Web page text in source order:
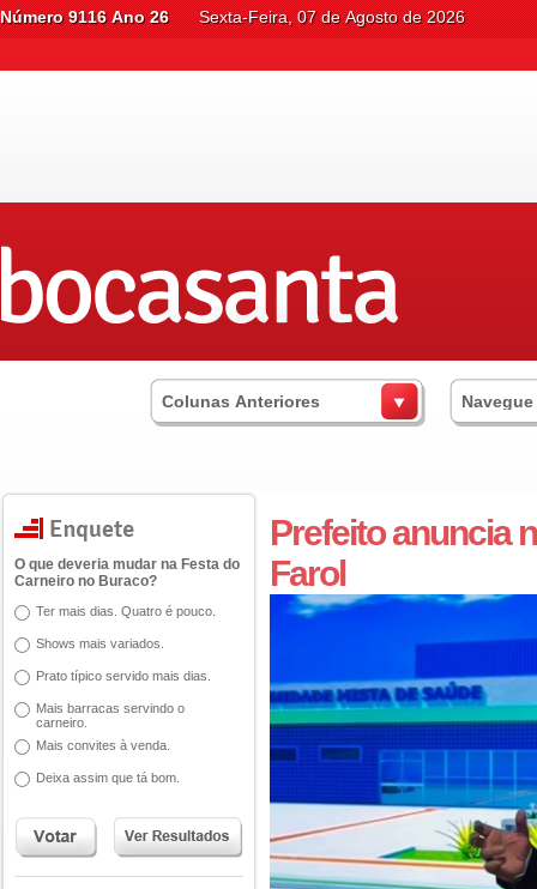
Número 9116 Ano 26 Sexta-Feira, 07 de Agosto de 2026
Colunas Anteriores
O que deveria mudar na Festa do
Carneiro no Buraco?
Ter mais dias. Quatro é pouco.
Shows mais variados.
Prato típico servido mais dias.
Mais barracas servindo o
carneiro.
Mais convites à venda.
Deixa assim que tá bom.
Prefeito anuncia
Farol